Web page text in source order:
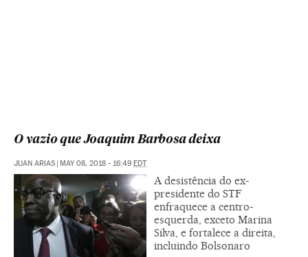
O vazio que Joaquim Barbosa deixa
JUAN ARIAS MAY 08, 2018 - 16:49 EDT
A desistência do ex-
presidente do STF
enfraquece a centro-
esquerda, exceto Marina
Silva, e fortalece a direita,
incluindo Bolsonaro